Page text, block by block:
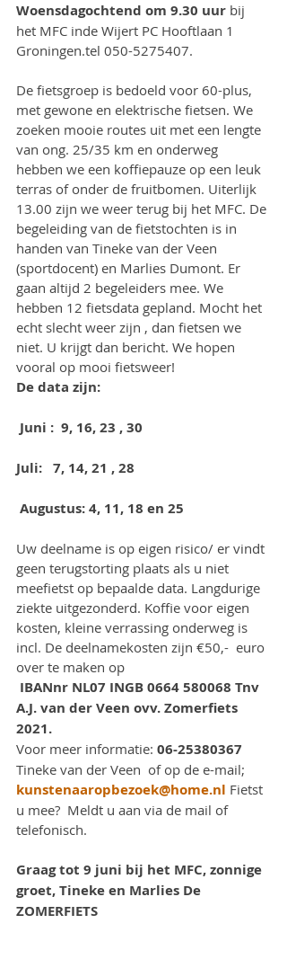
Woensdagochtend om 9.30 uur bij
het MFC inde Wijert PC Hooftlaan 1
Groningen.tel 050-5275407.
De fietsgroep is bedoeld voor 60-plus,
met gewone en elektrische fietsen. We
zoeken mooie routes uit met een lengte
van ong. 25/35 km en onderweg
hebben we een koffiepauze op een leuk
terras of onder de fruitbomen. Uiterlijk
13.00 zijn we weer terug bij het MFC. De
begeleiding van de fietstochten is in
handen van Tineke van der Veen
(sportdocent) en Marlies Dumont. Er
gaan altijd 2 begeleiders mee. We
hebben 12 fietsdata gepland. Mocht het
echt slecht weer zijn , dan fietsen we
niet. U krijgt dan bericht. We hopen
vooral op mooi fietsweer!
De data zijn:
Juni :  9, 16, 23 , 30
Juli: 7, 14, 21 , 28
Augustus: 4, 11, 18 en 25
Uw deelname is op eigen risico/ er vindt
geen terugstorting plaats als u niet
meefietst op bepaalde data. Langdurige
ziekte uitgezonderd. Koffie voor eigen
kosten, kleine verrassing onderweg is
incl. De deelnamekosten zijn €50,-  euro
over te maken op
IBANnr NL07 INGB 0664 580068 Tnv
A.J. van der Veen ovv. Zomerfiets
2021.
Voor meer informatie: 06-25380367
Tineke van der Veen  of op de e-mail;
kunstenaaropbezoek@home.nl Fietst
u mee?  Meldt u aan via de mail of
telefonisch.
Graag tot 9 juni bij het MFC, zonnige
groet, Tineke en Marlies De
ZOMERFIETS